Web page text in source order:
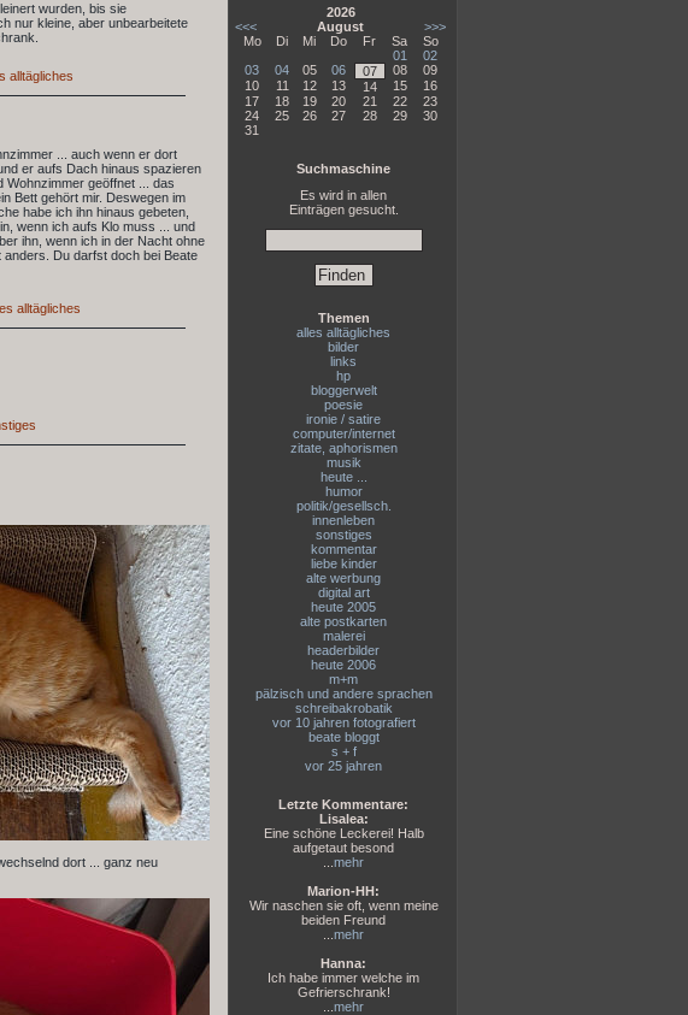
wurden, bis sie
nur kleine, aber unbearbeitete
alltägliches
... auch wenn er dort
er aufs Dach hinaus spazieren
geöffnet ... das
Bett gehört mir. Deswegen im
habe ich ihn hinaus gebeten,
wenn ich aufs Klo muss ... und
ihn, wenn ich in der Nacht ohne
anders. Du darfst doch bei Beate
alltägliches
dort ... ganz neu
2026
<<<
August
>>>
Mo
Di Mi Do Fr Sa
So
01
02
03
04 05 06 07 08
09
10
11 12 13 14 15
16
17
18 19 20 21 22
23
24
25 26 27 28 29
30
31
Suchmaschine
Es wird in allen
Einträgen gesucht.
Themen
alles alltägliches
bilder
links
hp
bloggerwelt
poesie
ironie / satire
computer/internet
zitate, aphorismen
musik
heute ...
humor
politik/gesellsch.
innenleben
sonstiges
kommentar
liebe kinder
alte werbung
digital art
heute 2005
alte postkarten
malerei
headerbilder
heute 2006
m+m
pälzisch und andere sprachen
schreibakrobatik
vor 10 jahren fotografiert
beate bloggt
s + f
vor 25 jahren
Letzte Kommentare:
Lisalea:
Eine schöne Leckerei! Halb
aufgetaut besond
mehr
Marion-HH:
Wir naschen sie oft, wenn meine
beiden Freund
mehr
Hanna:
Ich habe immer welche im
Gefrierschrank!
mehr